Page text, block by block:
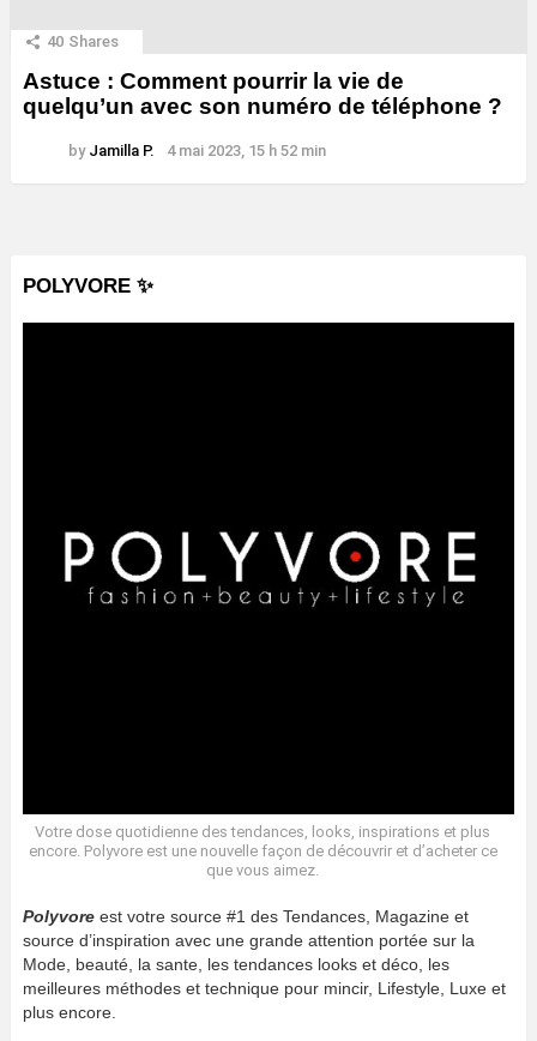
40 Shares
Astuce : Comment pourrir la vie de
quelqu’un avec son numéro de téléphone ?
by Jamilla P. 4 mai 2023, 15 h 52 min
POLYVORE ✨
Votre dose quotidienne des tendances, looks, inspirations et plus
encore. Polyvore est une nouvelle façon de découvrir et d’acheter ce
que vous aimez.
Polyvore est votre source #1 des Tendances, Magazine et
source d’inspiration avec une grande attention portée sur la
Mode, beauté, la sante, les tendances looks et déco, les
meilleures méthodes et technique pour mincir, Lifestyle, Luxe et
plus encore.